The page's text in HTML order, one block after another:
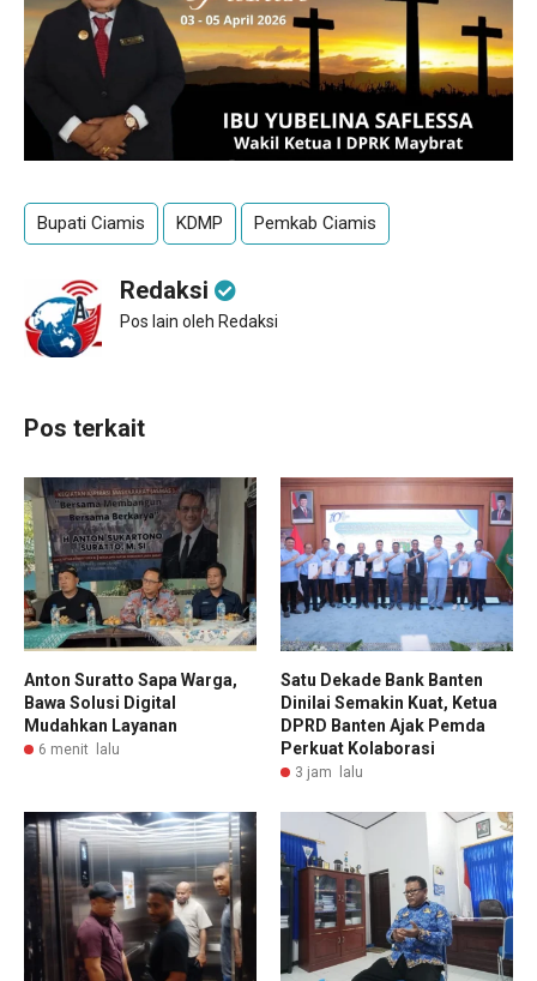
Bupati Ciamis KDMP Pemkab Ciamis
Redaksi
Pos lain oleh Redaksi
Pos terkait
Anton Suratto Sapa Warga,
Bawa Solusi Digital
Mudahkan Layanan
6 menit lalu
Satu Dekade Bank Banten
Dinilai Semakin Kuat, Ketua
DPRD Banten Ajak Pemda
Perkuat Kolaborasi
3 jam lalu